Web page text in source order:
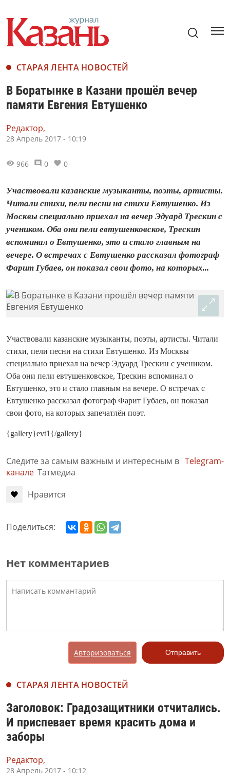
СТАРАЯ ЛЕНТА НОВОСТЕЙ
В Боратынке в Казани прошёл вечер
памяти Евгения Евтушенко
Редактор,
28 Апрель 2017 - 10:19
966 0 0
Участвовали казанские музыканты, поэты, артисты.
Читали стихи, пели песни на стихи Евтушенко. Из
Москвы специально приехал на вечер Эдуард Трескин с
учеником. Оба они пели евтушенковское, Трескин
вспоминал о Евтушенко, это и стало главным на
вечере. О встречах с Евтушенко рассказал фотограф
Фарит Губаев, он показал свои фото, на которых...
Участвовали казанские музыканты, поэты, артисты. Читали
стихи, пели песни на стихи Евтушенко. Из Москвы
специально приехал на вечер Эдуард Трескин с учеником.
Оба они пели евтушенковское, Трескин вспоминал о
Евтушенко, это и стало главным на вечере. О встречах с
Евтушенко рассказал фотограф Фарит Губаев, он показал
свои фото, на которых запечатлён поэт.
{gallery}evt1{/gallery}
Следите за самым важным и интересным в Telegram-
канале Татмедиа
Нравится
Поделиться:
Нет комментариев
Авторизоваться Отправить
СТАРАЯ ЛЕНТА НОВОСТЕЙ
Заголовок: Градозащитники отчитались.
И приспевает время красить дома и
заборы
Редактор,
28 Апрель 2017 - 10:12